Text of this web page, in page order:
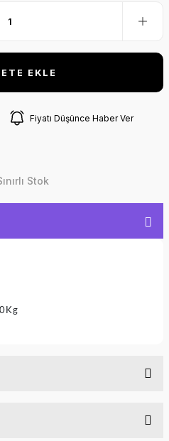
EKLE
Fiyatı Düşünce Haber Ver
Stok